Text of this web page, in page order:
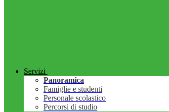
Servizi
Panoramica
Famiglie e studenti
Personale scolastico
Percorsi di studio